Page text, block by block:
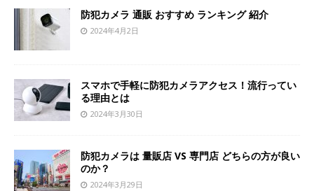
防犯カメラ 通販 おすすめ ランキング 紹介
2024年4月2日
スマホで手軽に防犯カメラアクセス！流行ってい
る理由とは
2024年3月30日
防犯カメラは 量販店 VS 専門店 どちらの方が良い
のか？
2024年3月29日